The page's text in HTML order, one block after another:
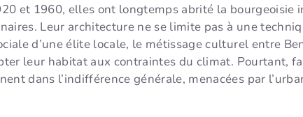
et 1960, elles ont longtemps abrité la bourgeoisie
Leur architecture ne se limite pas à une
d’une élite locale, le métissage culturel entre
leur habitat aux contraintes du climat. Pourtant,
dans l’indifférence générale, menacées par